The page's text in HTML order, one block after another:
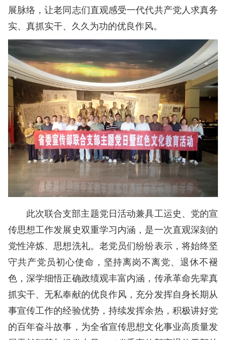
展脉络，让老同志们直观感受一代代共产党人求真务
实、真抓实干、久久为功的优良作风。
此次联合支部主题党日活动兼具工运史、党的宣
传思想工作发展史双重学习内涵，是一次直观深刻的
党性淬炼、思想洗礼。老党员们纷纷表示，将始终坚
守共产党员初心使命，坚持离岗不离党、退休不褪
色，深学细悟正确政绩观丰富内涵，传承革命先辈真
抓实干、无私奉献的优良作风，充分发挥自身长期从
事宣传工作的经验优势，持续发挥余热，积极讲好党
的百年奋斗故事，为全省宣传思想文化事业高质量发